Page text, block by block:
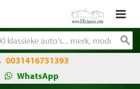
0031416751393
WhatsApp